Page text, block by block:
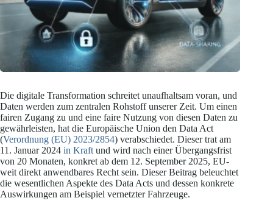
Die digitale Transformation schreitet unaufhaltsam voran, und
Daten werden zum zentralen Rohstoff unserer Zeit. Um einen
fairen Zugang zu und eine faire Nutzung von diesen Daten zu
gewährleisten, hat die Europäische Union den Data Act
(Verordnung (EU) 2023/2854) verabschiedet. Dieser trat am
11. Januar 2024 in Kraft und wird nach einer Übergangsfrist
von 20 Monaten, konkret ab dem 12. September 2025, EU-
weit direkt anwendbares Recht sein. Dieser Beitrag beleuchtet
die wesentlichen Aspekte des Data Acts und dessen konkrete
Auswirkungen am Beispiel vernetzter Fahrzeuge.